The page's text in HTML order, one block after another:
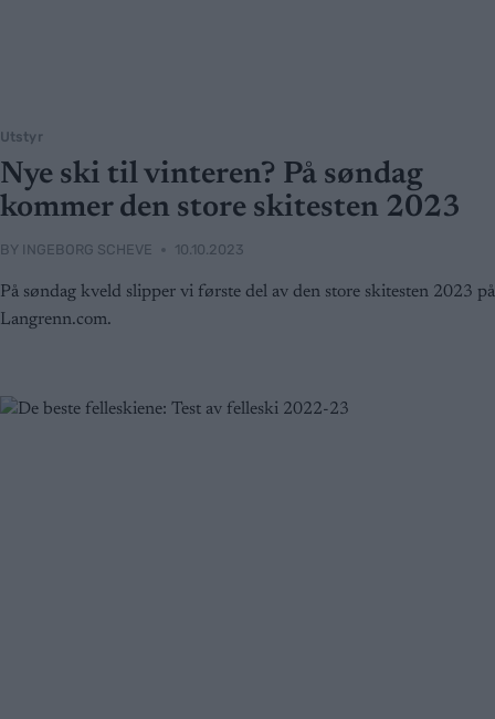
Utstyr
Nye ski til vinteren? På søndag
kommer den store skitesten 2023
BY INGEBORG SCHEVE 10.10.2023
På søndag kveld slipper vi første del av den store skitesten 2023 på
Langrenn.com.